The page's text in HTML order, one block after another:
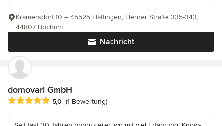
Nachricht
Krämersdorf 10 – 45525 Hattingen, Herner Straße 335-343,
44807 Bochum
domovari GmbH
Durchschnittliche Bewertung: 5 von 5 Sternen
5,0 (1 Bewertung)